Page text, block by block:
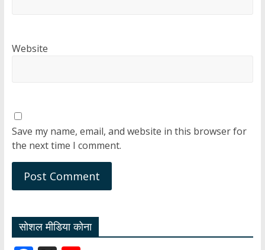
Website
Save my name, email, and website in this browser for
the next time I comment.
सोशल मीडिया कोना